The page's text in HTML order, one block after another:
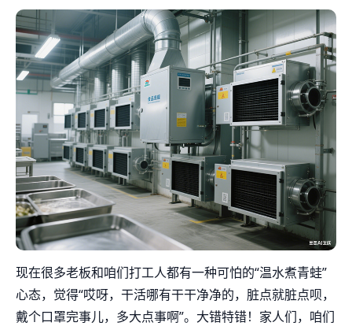
现在很多老板和咱们打工人都有一种可怕的“温水煮青蛙”
心态，觉得“哎呀，干活哪有干干净净的，脏点就脏点呗，
戴个口罩完事儿，多大点事啊”。大错特错！家人们，咱们